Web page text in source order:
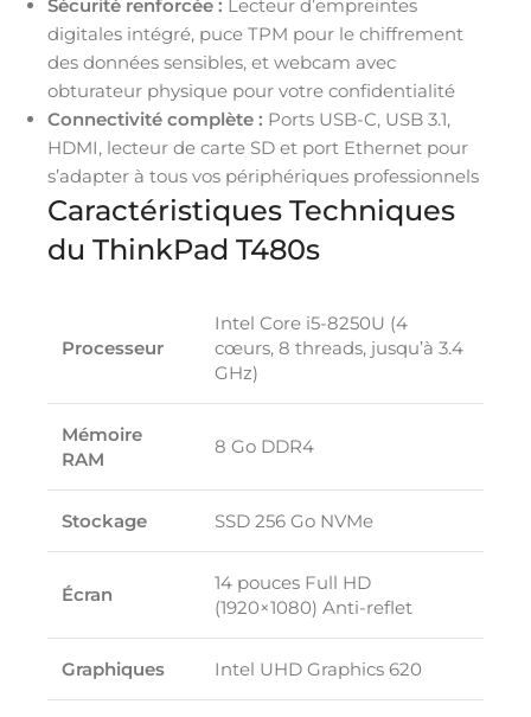
Sécurité renforcée : Lecteur d’empreintes
digitales intégré, puce TPM pour le chiffrement
des données sensibles, et webcam avec
obturateur physique pour votre confidentialité
Connectivité complète : Ports USB-C, USB 3.1,
HDMI, lecteur de carte SD et port Ethernet pour
s’adapter à tous vos périphériques professionnels
Caractéristiques Techniques
du ThinkPad T480s
Processeur
Intel Core i5-8250U (4
cœurs, 8 threads, jusqu’à 3.4
GHz)
Mémoire
RAM
8 Go DDR4
Stockage SSD 256 Go NVMe
Écran
14 pouces Full HD
(1920×1080) Anti-reflet
Graphiques Intel UHD Graphics 620